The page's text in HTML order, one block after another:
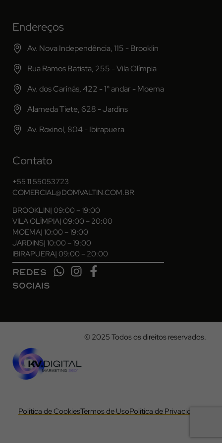
Endereços
Av. Nova Independência, 115 - Brooklin
Rua Ramos Batista, 255 - Vila Olímpia
Av. dos Carinás, 422 - 1° andar - Moema
Alameda Tiete, 628 - Jardins
Av. Roxinol, 804 - Ibirapuera
Contato
+55 11 55053723
COMERCIAL@DOMVALTIN.COM.BR
BROOKLIN| 09:00 – 19:00
VILA OLÍMPIA| 09:00 – 20:00
MOEMA| 10:00 – 19:00
JARDINS| 10:00 – 19:00
IBIRAPUERA| 09:00 – 20:00
REDES
SOCIAIS
© 2025 Todos os direitos reservados.
Política de CookiesTermos de UsoPolítica de Privacidade